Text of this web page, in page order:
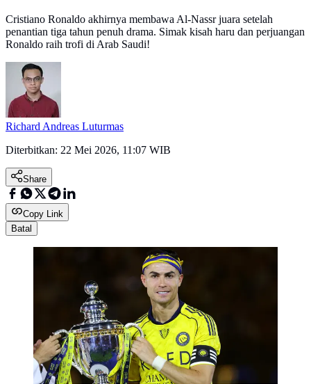
Cristiano Ronaldo akhirnya membawa Al-Nassr juara setelah
penantian tiga tahun penuh drama. Simak kisah haru dan perjuangan
Ronaldo raih trofi di Arab Saudi!
Richard Andreas Luturmas
Diterbitkan: 22 Mei 2026, 11:07 WIB
Share
Copy Link
Batal